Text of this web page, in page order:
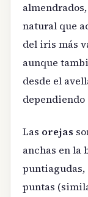
natural que
del iris más
aunque
desde el
Las orejas
anchas en la
puntiagudas,
puntas